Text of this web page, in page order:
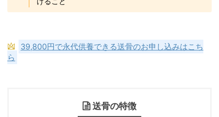
39,800円で永代供養できる送骨のお申し込みはこち
ら
送骨の特徴